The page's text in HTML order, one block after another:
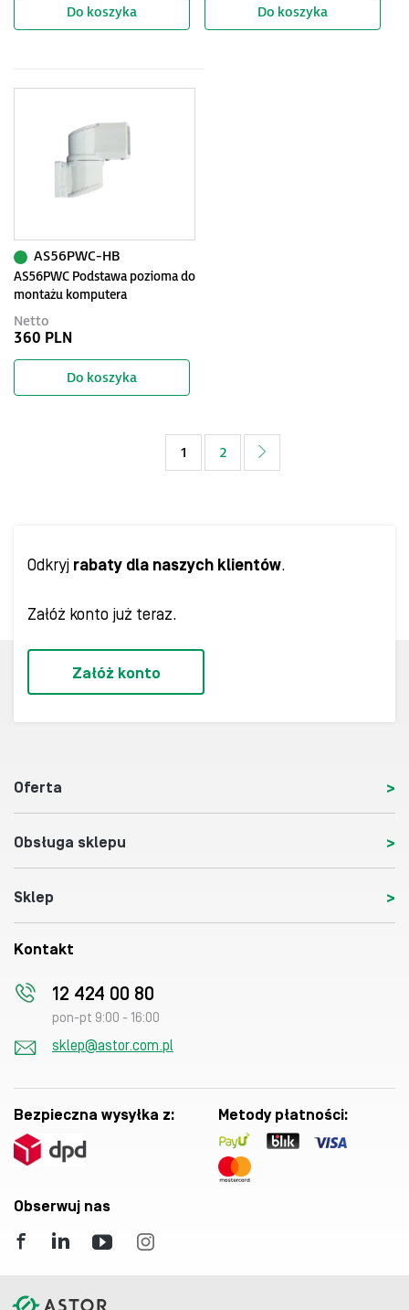
Do koszyka Do koszyka
AS56PWC Podstawa pozioma do
montażu komputera
przemysłowego
AS56PWC-HB
Netto
360 PLN
Do koszyka
1 2
Odkryj rabaty dla naszych klientów.
Załóż konto już teraz.
Załóż konto
Oferta
Obsługa sklepu
Sklep
Kontakt
12 424 00 80
pon-pt 9:00 - 16:00
sklep@astor.com.pl
Bezpieczna wysyłka z: Metody płatności:
Obserwuj nas